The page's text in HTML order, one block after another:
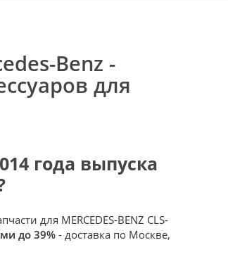
Benz -
для
года выпуска
для MERCEDES-BENZ CLS-
до 39%- доставка по Москве,